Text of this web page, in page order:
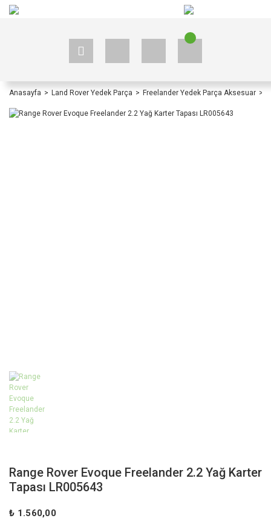
Anasayfa Land Rover Yedek Parça Freelander Yedek Parça Aksesuar
Range Rover Evoque Freelander 2.2 Yağ Karter
Tapası LR005643
₺ 1.560,00